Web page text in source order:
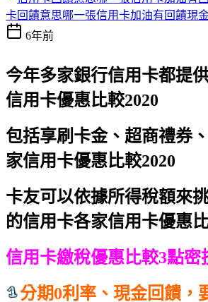
卡回饋意思哪一張信用卡加油有回饋現
6年前
今年多家銀行信用卡都提
信用卡優惠比較2020
包括享刷卡金、超商禮券
家信用卡優惠比較2020
卡友可以依據所得稅額來
的信用卡各家信用卡優惠
信用卡繳稅優惠比較3點密
分期0利率、現金回饋，